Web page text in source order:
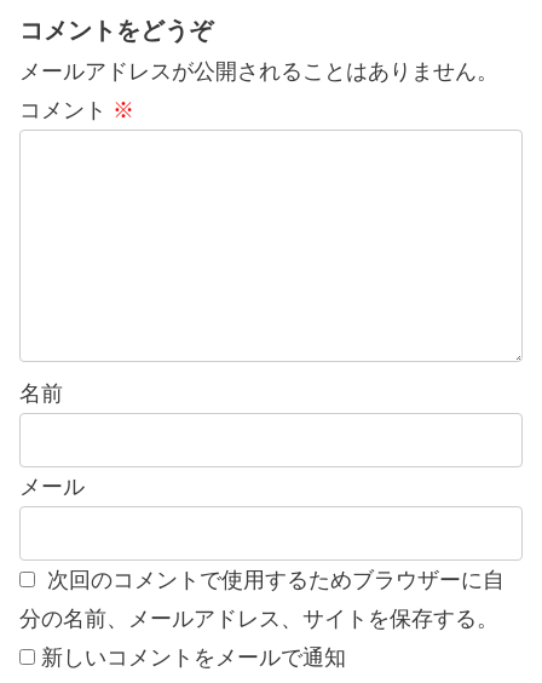
コメントをどうぞ
メールアドレスが公開されることはありません。
コメント ※
名前
メール
次回のコメントで使用するためブラウザーに自
分の名前、メールアドレス、サイトを保存する。
新しいコメントをメールで通知